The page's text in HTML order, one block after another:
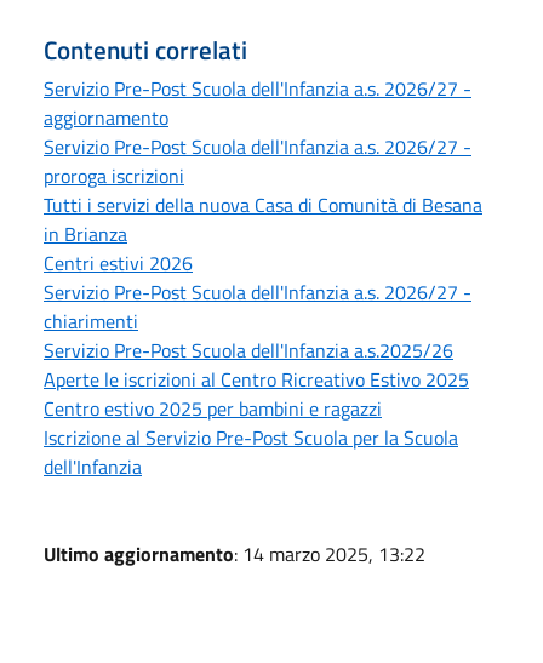
Contenuti correlati
Servizio Pre-Post Scuola dell'Infanzia a.s. 2026/27 -
aggiornamento
Servizio Pre-Post Scuola dell'Infanzia a.s. 2026/27 -
proroga iscrizioni
Tutti i servizi della nuova Casa di Comunità di Besana
in Brianza
Centri estivi 2026
Servizio Pre-Post Scuola dell'Infanzia a.s. 2026/27 -
chiarimenti
Servizio Pre-Post Scuola dell'Infanzia a.s.2025/26
Aperte le iscrizioni al Centro Ricreativo Estivo 2025
Centro estivo 2025 per bambini e ragazzi
Iscrizione al Servizio Pre-Post Scuola per la Scuola
dell'Infanzia
Ultimo aggiornamento: 14 marzo 2025, 13:22